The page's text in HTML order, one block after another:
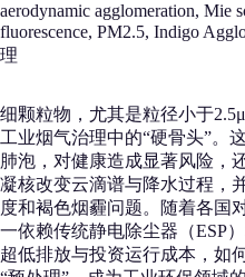
aerodynamic agglomeration, Mie
fluorescence, PM2.5, Indigo
理
细颗粒物，尤其是粒径小于
工业烟气治理中的“硬骨头”。
肺泡，对健康造成显著风险，
凝核改变云滴谱与降水过程，
度和褐色烟霾问题。随着各国
一依赖传统静电除尘器（ESP
超低排放与投资运行成本，如